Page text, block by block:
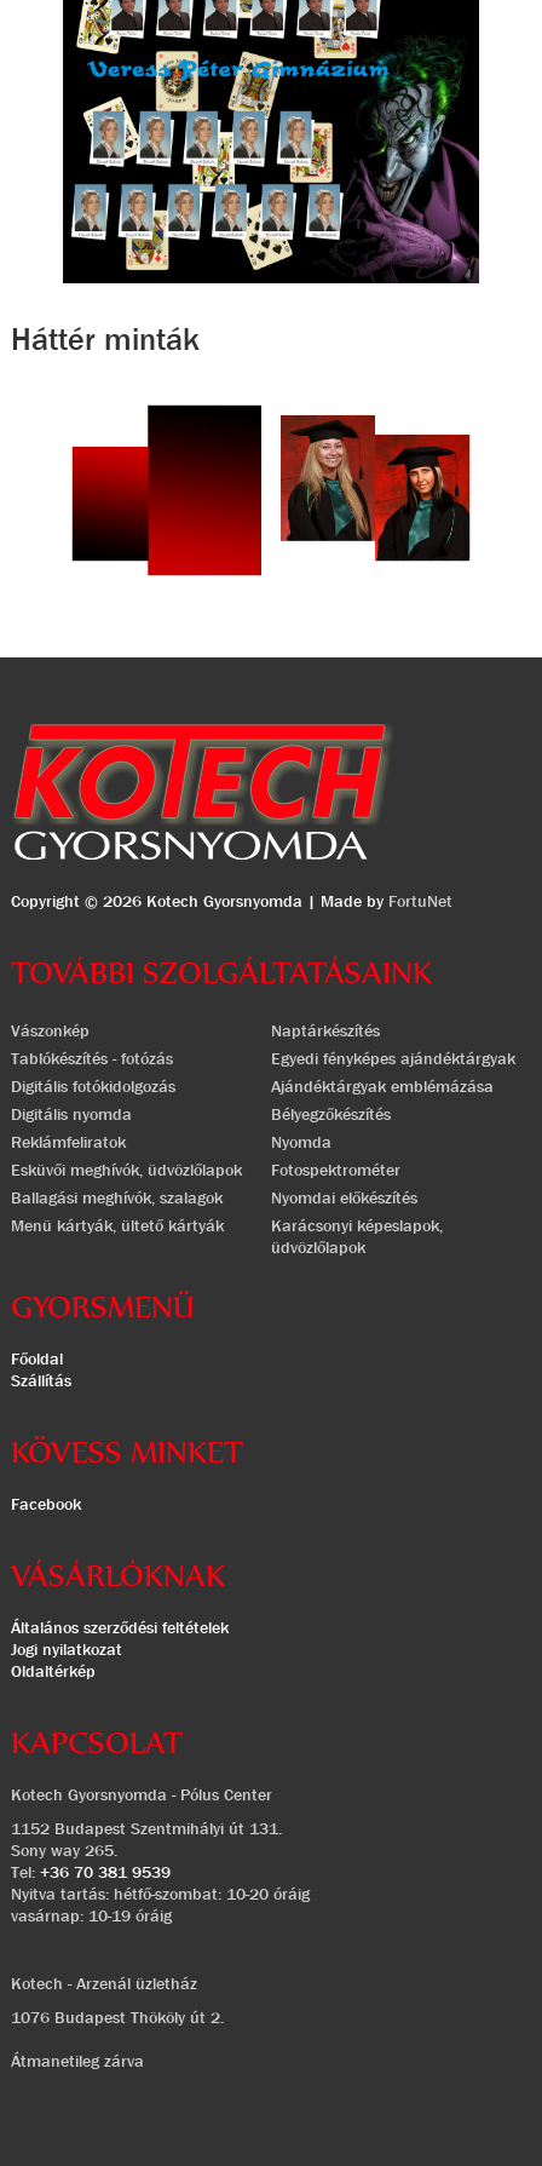
Háttér minták
Copyright © 2026 Kotech Gyorsnyomda | Made by FortuNet
TOVÁBBI SZOLGÁLTATÁSAINK
Vászonkép
Naptárkészítés
Tablókészítés - fotózás
Egyedi fényképes ajándéktárgyak
Digitális fotókidolgozás
Ajándéktárgyak emblémázása
Digitális nyomda
Bélyegzőkészítés
Reklámfeliratok
Nyomda
Esküvői meghívók, üdvözlőlapok
Fotospektrométer
Ballagási meghívók, szalagok
Nyomdai előkészítés
Menü kártyák, ültető kártyák
Karácsonyi képeslapok,
üdvözlőlapok
GYORSMENÜ
Főoldal
Szállítás
KÖVESS MINKET
Facebook
VÁSÁRLÓKNAK
Általános szerződési feltételek
Jogi nyilatkozat
Oldaltérkép
KAPCSOLAT
Kotech Gyorsnyomda - Pólus Center
1152 Budapest Szentmihályi út 131.
Sony way 265.
Tel: +36 70 381 9539
Nyitva tartás: hétfő-szombat: 10-20 óráig
vasárnap: 10-19 óráig
Kotech - Arzenál üzletház
1076 Budapest Thököly út 2.
Átmanetileg zárva